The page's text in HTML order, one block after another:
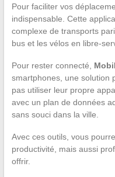
Pour faciliter vos
indispensable. Cette
complexe de transports
bus et les vélos en libre-
Pour rester connecté,
smartphones, une solution
pas utiliser leur propre
avec un plan de données
sans souci dans la ville.
Avec ces outils, vous
productivité, mais aussi
offrir.